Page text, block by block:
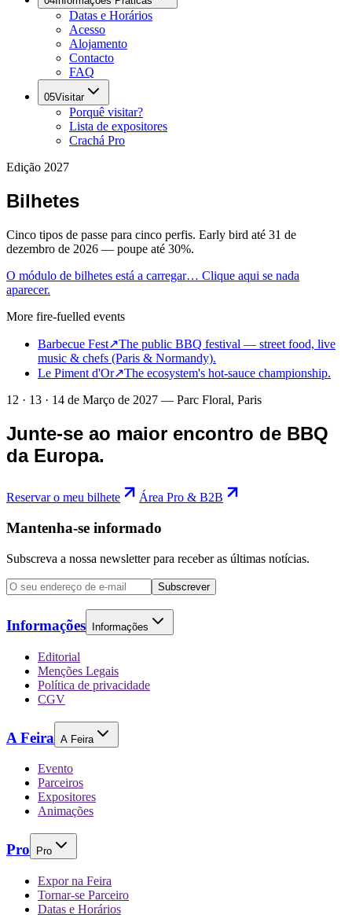
Datas e Horários
Acesso
Alojamento
Contacto
FAQ
05Visitar
Porquê visitar?
Lista de expositores
Crachá Pro
Edição 2027
Bilhetes
Cinco tipos de passe para cinco perfis. Early bird até 31 de
dezembro de 2026 — poupe até 30%.
O módulo de bilhetes está a carregar… Clique aqui se nada
aparecer.
More fire-fuelled events
Barbecue Fest↗The public BBQ festival — street food, live
music & chefs (Paris & Normandy).
Le Piment d'Or↗The ecosystem's hot-sauce championship.
12 · 13 · 14 de Março de 2027 — Parc Floral, Paris
Junte-se ao maior encontro de BBQ
da Europa.
Reservar o meu bilhete Área Pro & B2B
Mantenha-se informado
Subscreva a nossa newsletter para receber as últimas notícias.
Subscrever
Informações Informações
Editorial
Menções Legais
Política de privacidade
CGV
A Feira A Feira
Evento
Parceiros
Expositores
Animações
Pro Pro
Expor na Feira
Tornar-se Parceiro
Datas e Horários